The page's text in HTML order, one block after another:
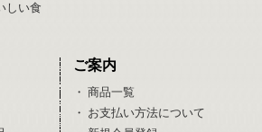
しい食
ご案内
・ 商品一覧
・ お支払い方法について